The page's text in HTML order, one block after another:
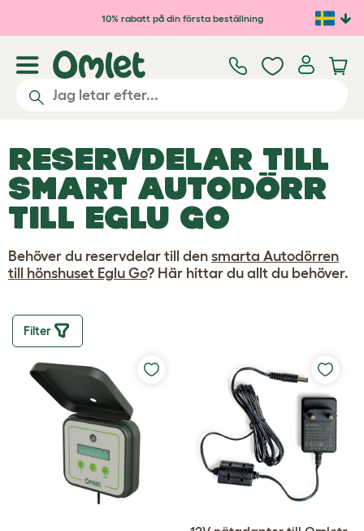
Hoppa till huvudinnehåll
10% rabatt på din första beställning
RESERVDELAR TILL
SMART AUTODÖRR
TILL EGLU GO
Behöver du reservdelar till den smarta Autodörren
till hönshuset Eglu Go? Här hittar du allt du behöver.
Filter